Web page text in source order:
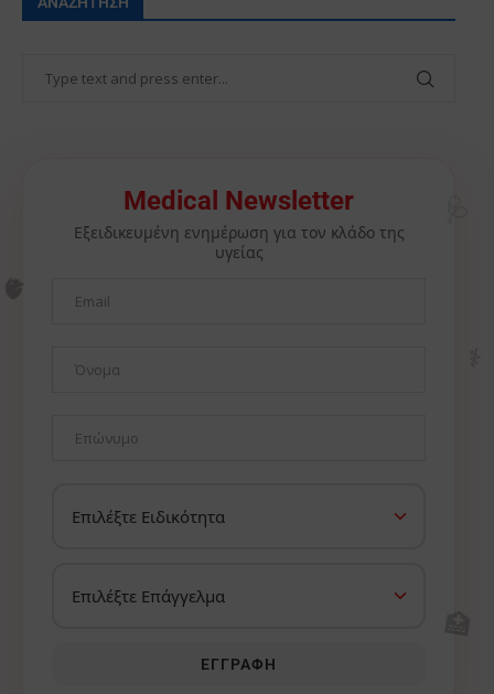
Medical Newsletter
Εξειδικευμένη ενημέρωση για τον κλάδο της
υγείας
ΕΓΓΡΑΦΉ